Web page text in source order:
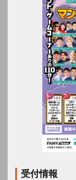
受付情報